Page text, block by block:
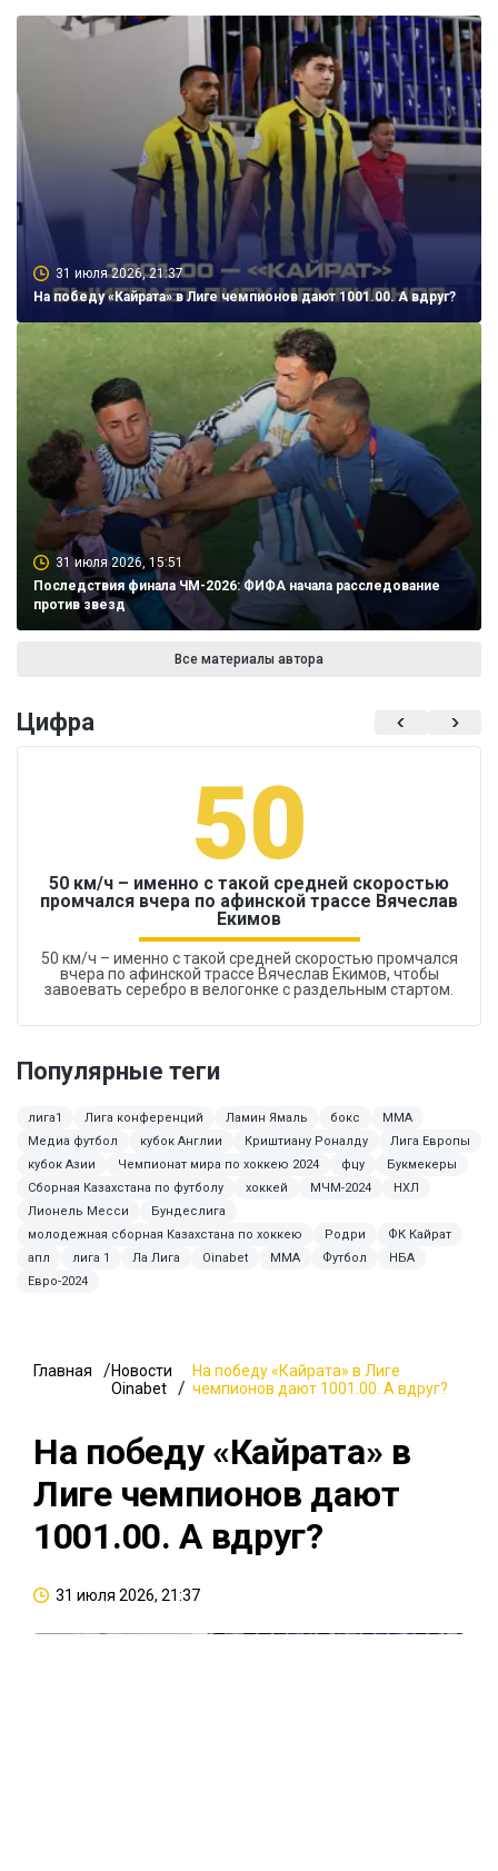
31 июля 2026, 21:37
На победу «Кайрата» в Лиге чемпионов дают 1001.00. А вдруг?
31 июля 2026, 15:51
Последствия финала ЧМ-2026: ФИФА начала расследование
против звезд
Все материалы автора
Цифра
50
50 км/ч – именно с такой средней скоростью
промчался вчера по афинской трассе Вячеслав
Екимов
50 км/ч – именно с такой средней скоростью промчался
вчера по афинской трассе Вячеслав Екимов, чтобы
завоевать серебро в велогонке с раздельным стартом.
Популярные теги
лига1 Лига конференций Ламин Ямаль бокс
ММА
Медиа футбол
кубок Англии Криштиану Роналду
Лига Европы
кубок Азии
Чемпионат мира по хоккею 2024 фцу
Букмекеры
Сборная Казахстана по футболу
хоккей МЧМ-2024
НХЛ
Лионель Месси
Бундеслига
молодежная сборная Казахстана по хоккею
Родри
ФК Кайрат
апл
лига 1 Ла Лига Oinabet MMA Футбол
НБА
Евро-2024
Главная
Новости
Oinabet
На победу «Кайрата» в Лиге
чемпионов дают 1001.00. А вдруг?
На победу «Кайрата» в
Лиге чемпионов дают
1001.00. А вдруг?
31 июля 2026, 21:37